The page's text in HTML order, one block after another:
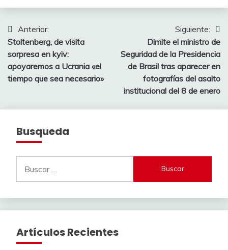
Navegación
de
entradas
Anterior:
Stoltenberg, de visita
sorpresa en kyiv:
apoyaremos a Ucrania «el
tiempo que sea necesario»
Siguiente:
Dimite el ministro de
Seguridad de la Presidencia
de Brasil tras aparecer en
fotografías del asalto
institucional del 8 de enero
Busqueda
Artículos Recientes